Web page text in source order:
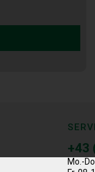
+43
Mo.-